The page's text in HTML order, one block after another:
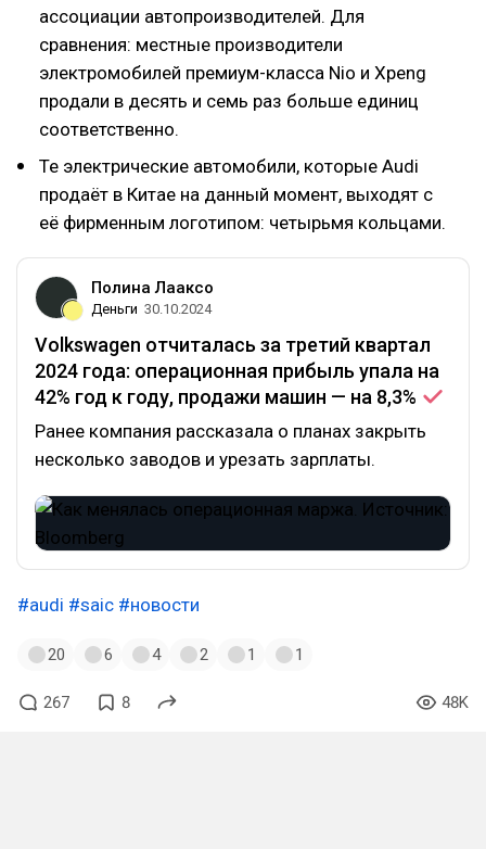
ассоциации автопроизводителей. Для
сравнения: местные производители
электромобилей премиум-класса Nio и Xpeng
продали в десять и семь раз больше единиц
соответственно.
Те электрические автомобили, которые Audi
продаёт в Китае на данный момент, выходят с
её фирменным логотипом: четырьмя кольцами.
Полина Лааксо
Деньги 30.10.2024
Volkswagen отчиталась за третий квартал
2024 года: операционная прибыль упала на
42% год к году, продажи машин — на 8,3%
Ранее компания рассказала о планах закрыть
несколько заводов и урезать зарплаты.
#audi #saic #новости
20 6 4 2 1 1
267 8 48K